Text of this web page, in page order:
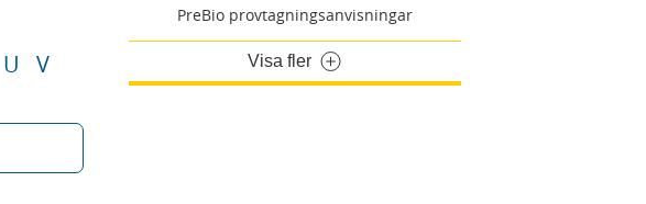
PreBio provtagningsanvisningar
Visa fler
U
V